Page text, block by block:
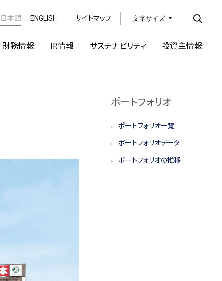
日本語 ENGLISH サイトマップ 文字サイズ
財務情報 IR情報 サステナビリティ 投資主情報
ポートフォリオ
ポートフォリオ一覧
ポートフォリオデータ
ポートフォリオの推移